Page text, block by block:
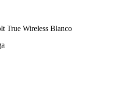
True Wireless Blanco